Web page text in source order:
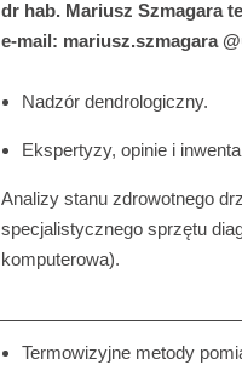
dr hab. Mariusz Szmagara
e-mail: mariusz.szmagara
Nadzór dendrologiczny.
Ekspertyzy, opinie i
Analizy stanu zdrowotnego
specjalistycznego sprzętu
komputerowa).
Termowizyjne metody